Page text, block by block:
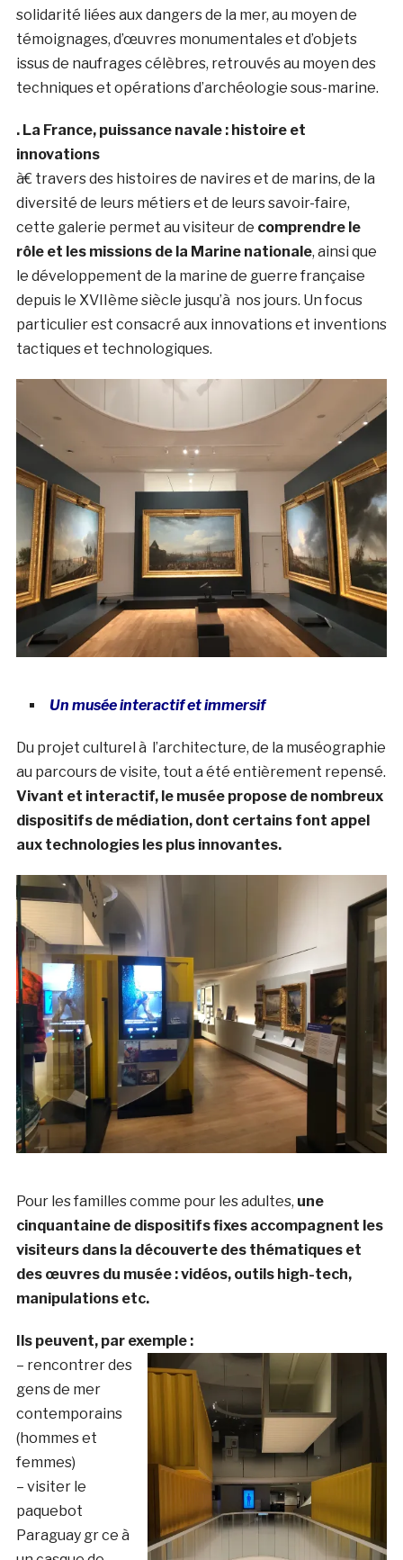
solidarité liées aux dangers de la mer, au moyen de
témoignages, d’œuvres monumentales et d’objets
issus de naufrages célèbres, retrouvés au moyen des
techniques et opérations d’archéologie sous-marine.
. La France, puissance navale : histoire et
innovations
à€ travers des histoires de navires et de marins, de la
diversité de leurs métiers et de leurs savoir-faire,
cette galerie permet au visiteur de comprendre le
rôle et les missions de la Marine nationale, ainsi que
le développement de la marine de guerre française
depuis le XVIIème siècle jusqu’à nos jours. Un focus
particulier est consacré aux innovations et inventions
tactiques et technologiques.
Un musée interactif et immersif
Du projet culturel à l’architecture, de la muséographie
au parcours de visite, tout a été entièrement repensé.
Vivant et interactif, le musée propose de nombreux
dispositifs de médiation, dont certains font appel
aux technologies les plus innovantes.
Pour les familles comme pour les adultes, une
cinquantaine de dispositifs fixes accompagnent les
visiteurs dans la découverte des thématiques et
des œuvres du musée : vidéos, outils high-tech,
manipulations etc.
Ils peuvent, par exemple :
– rencontrer des
gens de mer
contemporains
(hommes et
femmes)
– visiter le
paquebot
Paraguay gr ce à